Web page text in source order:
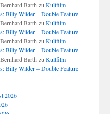
Barth zu Kultfilm
Billy Wilder – Double Feature
Barth zu Kultfilm
Billy Wilder – Double Feature
Barth zu Kultfilm
Billy Wilder – Double Feature
Barth zu Kultfilm
Billy Wilder – Double Feature
2026